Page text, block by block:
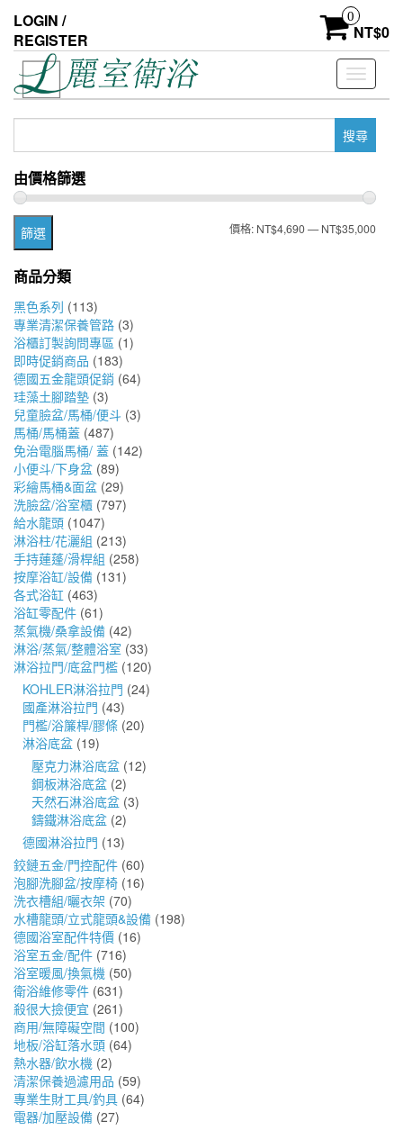
the
content
LOGIN /
REGISTER
0
NT$0
Toggle
鍵
字:
由價格篩選
最最
篩選 價格: NT$4,690—NT$35,000
商品分類
黑色系列 (113)
專業清潔保養管路 (3)
浴櫃訂製詢問專區 (1)
即時促銷商品 (183)
德國五金龍頭促銷 (64)
珪藻土腳踏墊 (3)
兒童臉盆/馬桶/便斗 (3)
馬桶/馬桶蓋 (487)
免治電腦馬桶/ 蓋 (142)
小便斗/下身盆 (89)
彩繪馬桶&面盆 (29)
洗臉盆/浴室櫃 (797)
給水龍頭 (1047)
淋浴柱/花灑組 (213)
手持蓮蓬/滑桿組 (258)
按摩浴缸/設備 (131)
各式浴缸 (463)
浴缸零配件 (61)
蒸氣機/桑拿設備 (42)
淋浴/蒸氣/整體浴室 (33)
淋浴拉門/底盆門檻 (120)
KOHLER淋浴拉門 (24)
國產淋浴拉門 (43)
門檻/浴簾桿/膠條 (20)
淋浴底盆 (19)
壓克力淋浴底盆 (12)
鋼板淋浴底盆 (2)
天然石淋浴底盆 (3)
鑄鐵淋浴底盆 (2)
德國淋浴拉門 (13)
鉸鏈五金/門控配件 (60)
泡腳洗腳盆/按摩椅 (16)
洗衣槽組/曬衣架 (70)
水槽龍頭/立式龍頭&設備 (198)
德國浴室配件特價 (16)
浴室五金/配件 (716)
浴室暖風/換氣機 (50)
衛浴維修零件 (631)
殺很大撿便宜 (261)
商用/無障礙空間 (100)
地板/浴缸落水頭 (64)
熱水器/飲水機 (2)
清潔保養過濾用品 (59)
專業生財工具/釣具 (64)
電器/加壓設備 (27)